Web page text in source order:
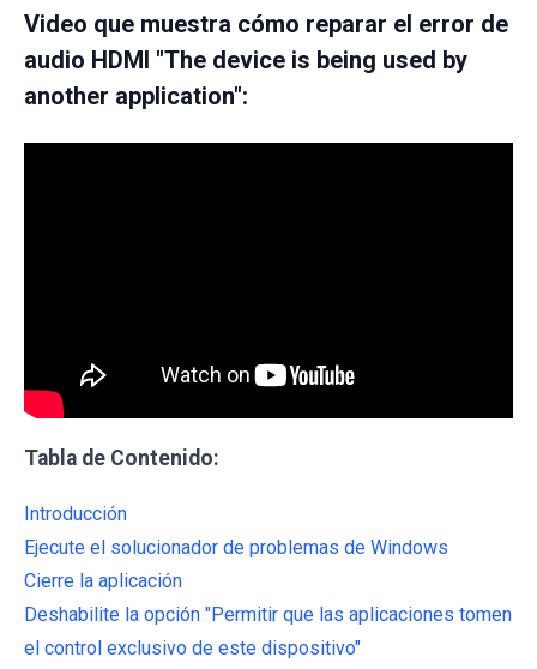
Video que muestra cómo reparar el error de
audio HDMI "The device is being used by
another application":
Tabla de Contenido:
Introducción
Ejecute el solucionador de problemas de Windows
Cierre la aplicación
Deshabilite la opción "Permitir que las aplicaciones tomen
el control exclusivo de este dispositivo"